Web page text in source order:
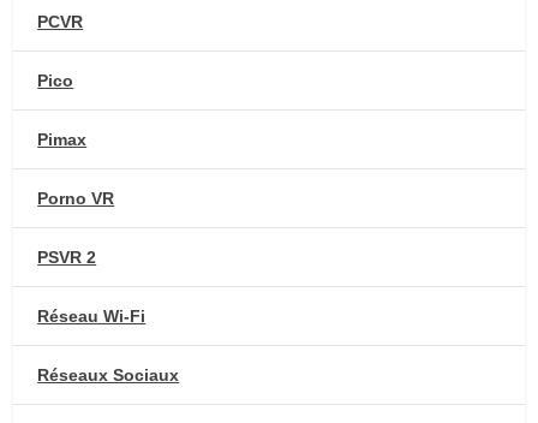
PCVR
Pico
Pimax
Porno VR
PSVR 2
Réseau Wi-Fi
Réseaux Sociaux